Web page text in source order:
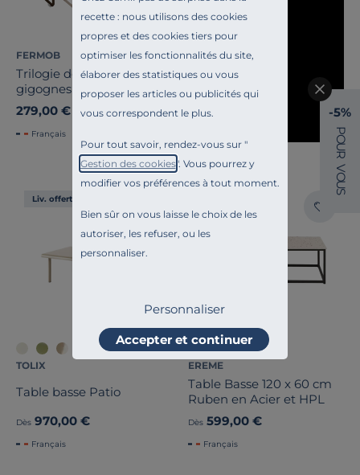
recette : nous utilisons des cookies
propres et des cookies tiers pour
optimiser les fonctionnalités du site,
élaborer des statistiques ou vous
proposer les articles ou publicités qui
vous correspondent le plus.
Pour tout savoir, rendez-vous sur "
Gestion des cookies". Vous pourrez y
modifier vos préférences à tout moment.
Bien sûr on vous laisse le choix de les
autoriser, les refuser, ou les
personnaliser.
Personnaliser
Accepter et continuer
FERMOB
Trilogie de tables basses
gigognes Bouquet rétro
beige Oulala
279,00 €
Français
Liv. offerte
TOLIX
Table basse Patio
Dès 970,00 €
Français
EREME
Table Basse 120 x 60 cm
Ruben en Acier et HPL
Dès 599,00 €
Français
-5%
P
O
U
R
V
O
U
S